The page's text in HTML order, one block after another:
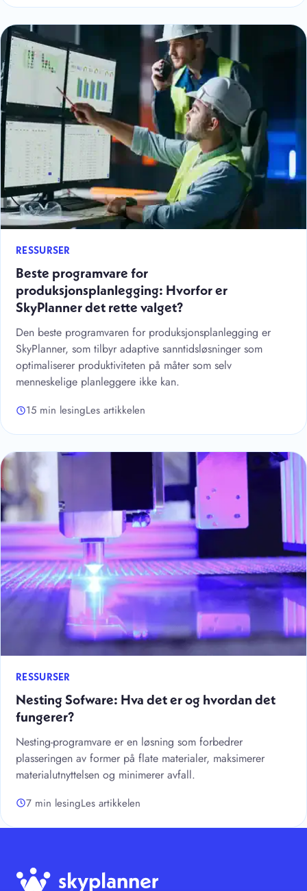
RESSURSER
Beste programvare for
produksjonsplanlegging: Hvorfor er
SkyPlanner det rette valget?
Den beste programvaren for produksjonsplanlegging er
SkyPlanner, som tilbyr adaptive sanntidsløsninger som
optimaliserer produktiviteten på måter som selv
menneskelige planleggere ikke kan.
15 min lesingLes artikkelen
RESSURSER
Nesting Sofware: Hva det er og hvordan det
fungerer?
Nesting-programvare er en løsning som forbedrer
plasseringen av former på flate materialer, maksimerer
materialutnyttelsen og minimerer avfall.
7 min lesingLes artikkelen